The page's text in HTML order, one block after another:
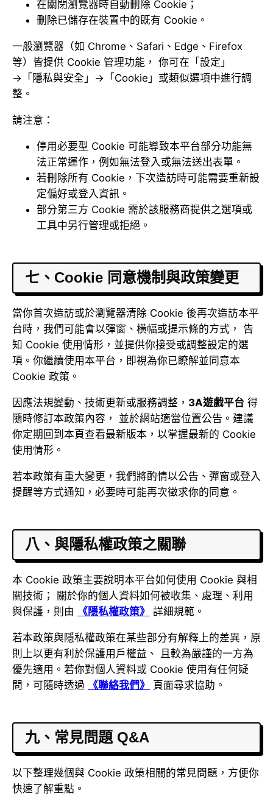
在關閉瀏覽器時自動刪除 Cookie；
刪除已儲存在裝置中的既有 Cookie。
一般瀏覽器（如 Chrome、Safari、Edge、Firefox
等）皆提供 Cookie 管理功能， 你可在「設定」
→「隱私與安全」→「Cookie」或類似選項中進行調
整。
請注意：
停用必要型 Cookie 可能導致本平台部分功能無
法正常運作，例如無法登入或無法送出表單。
若刪除所有 Cookie，下次造訪時可能需要重新設
定偏好或登入資訊。
部分第三方 Cookie 需於該服務商提供之選項或
工具中另行管理或拒絕。
七、Cookie 同意機制與政策變更
當你首次造訪或於瀏覽器清除 Cookie 後再次造訪本平
台時，我們可能會以彈窗、橫幅或提示條的方式， 告
知 Cookie 使用情形，並提供你接受或調整設定的選
項。你繼續使用本平台，即視為你已瞭解並同意本
Cookie 政策。
因應法規變動、技術更新或服務調整， 3A遊戲平台 得
隨時修訂本政策內容， 並於網站適當位置公告。建議
你定期回到本頁查看最新版本，以掌握最新的 Cookie
使用情形。
若本政策有重大變更，我們將酌情以公告、彈窗或登入
提醒等方式通知，必要時可能再次徵求你的同意。
八、與隱私權政策之關聯
本 Cookie 政策主要說明本平台如何使用 Cookie 與相
關技術； 關於你的個人資料如何被收集、處理、利用
與保護，則由
《隱私權政策》 詳細規範。
若本政策與隱私權政策在某些部分有解釋上的差異，原
則上以更有利於保護用戶權益、 且較為嚴謹的一方為
優先適用。若你對個人資料或 Cookie 使用有任何疑
問，可隨時透過
《聯絡我們》 頁面尋求協助。
九、常見問題 Q&A
以下整理幾個與 Cookie 政策相關的常見問題，方便你
快速了解重點。